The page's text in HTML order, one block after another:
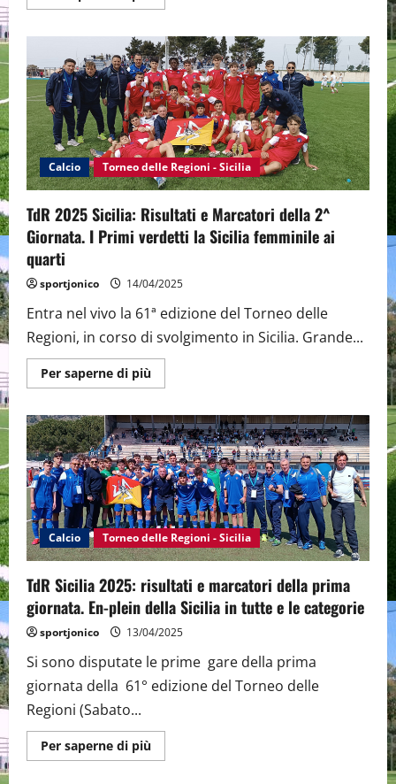
informazioni
Sicilia
2025:
Risultati
e
Marcatori
della
3^
Giornata.
I
verdetti
della
prima
fase
Sicilia
nei
Quarti
Femminile
e
Juniores
Calcio Torneo delle Regioni - Sicilia
TdR 2025 Sicilia: Risultati e Marcatori della 2^
Giornata. I Primi verdetti la Sicilia femminile ai
quarti
sportjonico 14/04/2025
Entra nel vivo la 61ª edizione del Torneo delle
Regioni, in corso di svolgimento in Sicilia. Grande...
Per saperne di piùMaggiori
informazioni
2025
Sicilia:
Risultati
e
Marcatori
della
2^
Giornata.
I
Primi
verdetti
la
femminile
ai
quarti
Calcio Torneo delle Regioni - Sicilia
TdR Sicilia 2025: risultati e marcatori della prima
giornata. En-plein della Sicilia in tutte e le categorie
sportjonico 13/04/2025
Si sono disputate le prime gare della prima
giornata della 61° edizione del Torneo delle
Regioni (Sabato...
Per saperne di piùMaggiori
informazioni